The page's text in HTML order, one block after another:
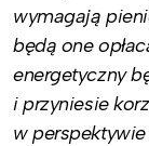
wymagają
będą one
energetyczny
i przyniesie
w